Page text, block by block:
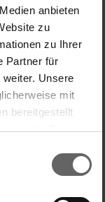
anbieten
zu
zu Ihrer
Partner für
Unsere
mit
bereitgestellt
der Dienste
nutzen.